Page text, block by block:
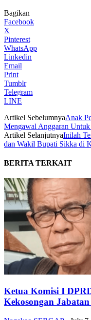
Bagikan
Facebook
X
Pinterest
WhatsApp
Linkedin
Email
Print
Tumblr
Telegram
LINE
Artikel SebelumnyaAnak
Mengawal Anggaran
Artikel SelanjutnyaInilah
dan Wakil Bupati Sikka di
BERITA TERKAIT
Ketua Komisi I
Kekosongan